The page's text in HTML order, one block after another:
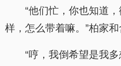
“他们忙，你也知道
样，怎么带着嘛。”柏家
“哼，我倒希望是我